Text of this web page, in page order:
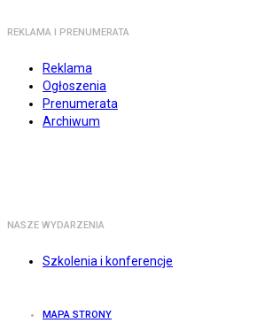
REKLAMA I PRENUMERATA
Reklama
Ogłoszenia
Prenumerata
Archiwum
NASZE WYDARZENIA
Szkolenia i konferencje
MAPA STRONY